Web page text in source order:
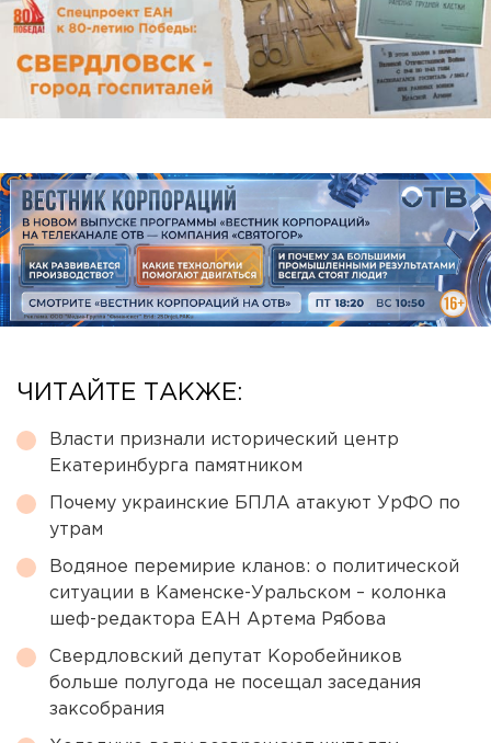
ЧИТАЙТЕ ТАКЖЕ:
Власти признали исторический центр
Екатеринбурга памятником
Почему украинские БПЛА атакуют УрФО по
утрам
Водяное перемирие кланов: о политической
ситуации в Каменске-Уральском – колонка
шеф-редактора ЕАН Артема Рябова
Свердловский депутат Коробейников
больше полугода не посещал заседания
заксобрания